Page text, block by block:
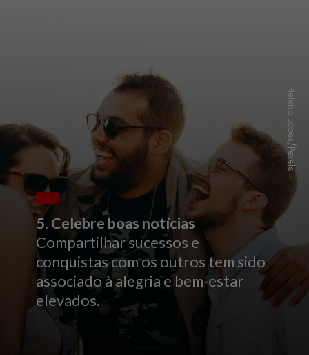
5. Celebre boas notícias
Compartilhar sucessos e
conquistas com os outros tem sido
associado à alegria e bem-estar
elevados.
Helena Lopes/Pexels